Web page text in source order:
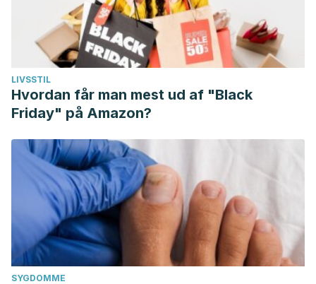
LIVSSTIL
Hvordan får man mest ud af "Black
Friday" på Amazon?
SYGDOMME